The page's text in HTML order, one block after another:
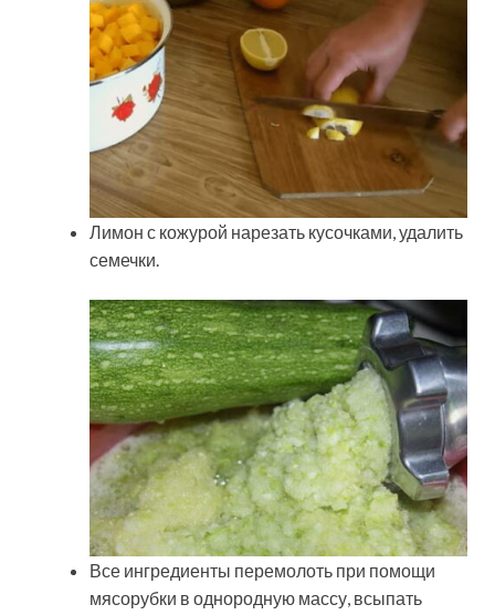
Лимон с кожурой нарезать кусочками, удалить
семечки.
Все ингредиенты перемолоть при помощи
мясорубки в однородную массу, всыпать